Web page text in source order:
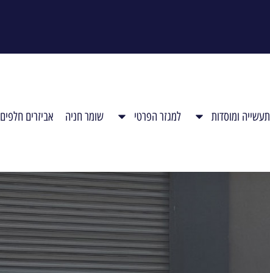
תעשייה ומוסדות למגזר הפרטי שומר חניה אביזרים חלפים